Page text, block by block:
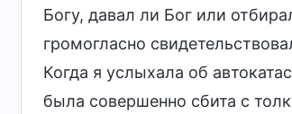
Богу, давал ли Бог или
громогласно
Когда я услыхала об
была совершенно сбита с